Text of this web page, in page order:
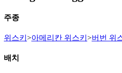
주종
위스키 >아메리칸 위스키 >버번 위
배치